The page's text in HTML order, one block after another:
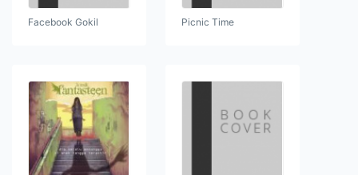
Facebook Gokil Picnic Time